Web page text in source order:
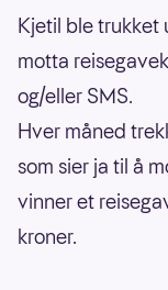
Kjetil ble trukket
motta
og/eller SMS.
Hver måned
som sier ja til å
vinner et
kroner.